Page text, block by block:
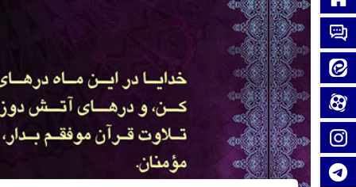
تماس با ما
آپارات
اینستاگرام
تلگرام